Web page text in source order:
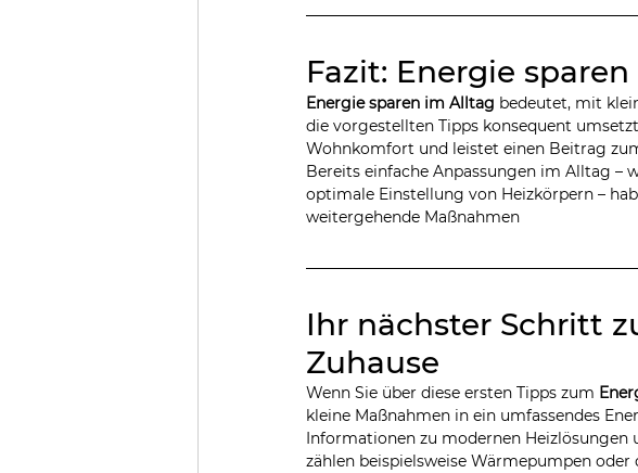
Fazit: Energie
Energie sparen im Alltag bedeutet, mit
die vorgestellten Tipps konsequent
Wohnkomfort und leistet einen Beitrag
Bereits einfache Anpassungen im Alltag –
optimale Einstellung von Heizkörpern –
weitergehende Maßnahmen
Ihr nächster Schritt
Zuhause
Wenn Sie über diese ersten Tipps zum
kleine Maßnahmen in ein umfassendes
Informationen zu modernen
zählen beispielsweise Wärmepumpen